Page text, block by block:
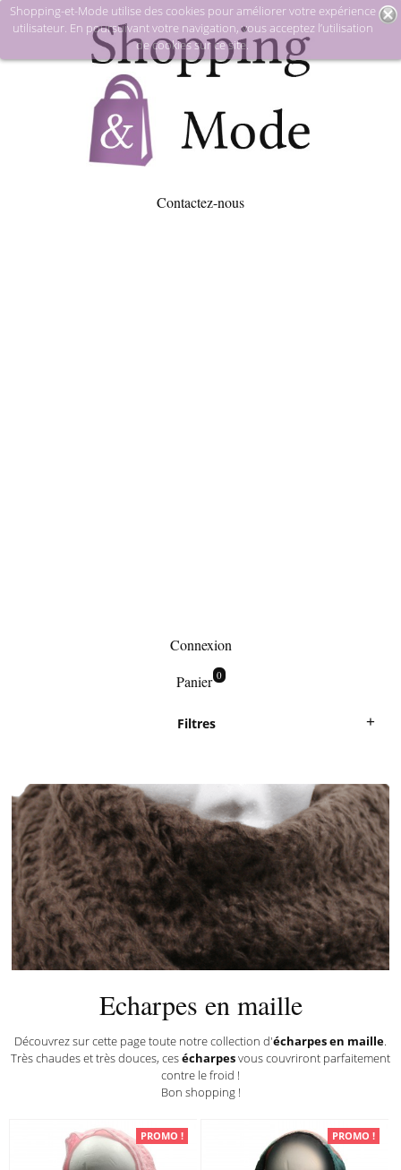
Contactez-nous
Connexion
Panier 0
Shopping-et-Mode utilise des cookies pour améliorer votre expérience
utilisateur. En poursuivant votre navigation, vous acceptez l’utilisation
de cookies sur ce site.
Filtres
Accessoires hiver
Echarpes en maille
Echarpes en maille
Découvrez sur cette page toute notre collection d'écharpes en maille.
Très chaudes et très douces, cesécharpesvous couvriront parfaitement
contre le froid !
Bon shopping !
PROMO ! PROMO !